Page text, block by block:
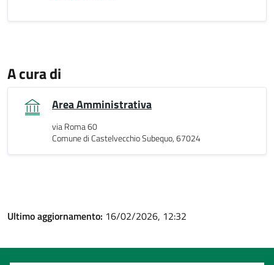
A cura di
Area Amministrativa
via Roma 60
Comune di Castelvecchio Subequo, 67024
Ultimo aggiornamento: 16/02/2026, 12:32